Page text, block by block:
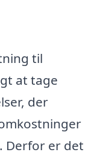
til
at tage
der
Derfor er det